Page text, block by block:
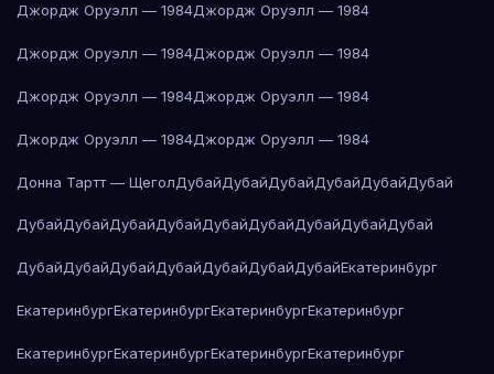
Джордж Оруэлл — 1984Джордж Оруэлл — 1984
Джордж Оруэлл — 1984Джордж Оруэлл — 1984
Джордж Оруэлл — 1984Джордж Оруэлл — 1984
Джордж Оруэлл — 1984Джордж Оруэлл — 1984
Донна Тартт — ЩеголДубайДубайДубайДубайДубайДубай
ДубайДубайДубайДубайДубайДубайДубайДубайДубай
ДубайДубайДубайДубайДубайДубайДубайЕкатеринбург
ЕкатеринбургЕкатеринбургЕкатеринбургЕкатеринбург
ЕкатеринбургЕкатеринбургЕкатеринбургЕкатеринбург